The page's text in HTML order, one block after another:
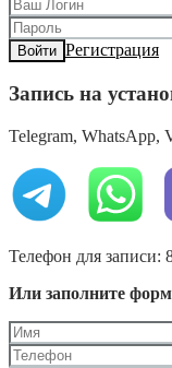
Войти Регистрация
Запись на
Telegram, WhatsApp,
Телефон для записи:
Или заполните